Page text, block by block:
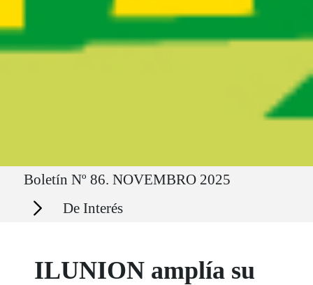
Ruta del sitio
Boletín Nº 86. NOVEMBRO 2025
Secciones De Interés
ILUNION amplía su